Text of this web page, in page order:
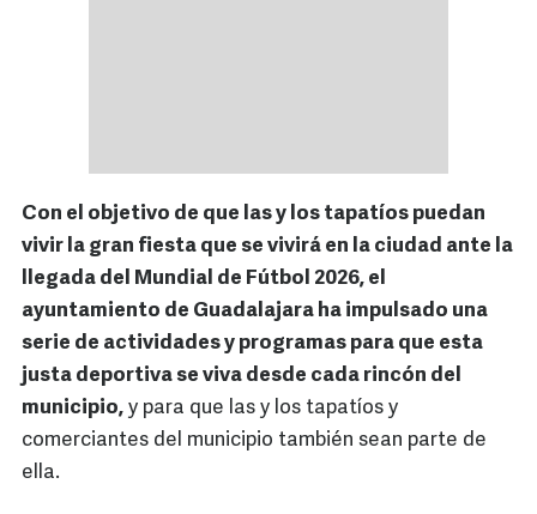
Con el objetivo de que las y los tapatíos puedan
vivir la gran fiesta que se vivirá en la ciudad ante la
llegada del Mundial de Fútbol 2026, el
ayuntamiento de Guadalajara ha impulsado una
serie de actividades y programas para que esta
justa deportiva se viva desde cada rincón del
municipio, y para que las y los tapatíos y
comerciantes del municipio también sean parte de
ella.